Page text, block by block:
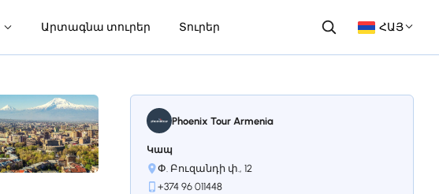
Արտագնա տուրեր Տուրեր ՀԱՅ
Phoenix Tour Armenia
Կապ
Փ. Բուզանդի փ., 12
+374 96 011448